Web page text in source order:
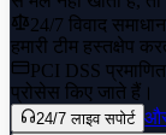
24/7 विवाद समाधान
हमारी टीम हस्तक्षेप
PCI DSS
प्रोसेस किए जाते हैं।
24/7 लाइव सपोर्ट